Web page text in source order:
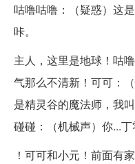
咕噜咕噜：（疑惑）这
咔。
主人，这里是地球！咕
气那么不清新！可可：
是精灵谷的魔法师，我
碰碰：（机械声）你...丁
！可可和小元！前面有